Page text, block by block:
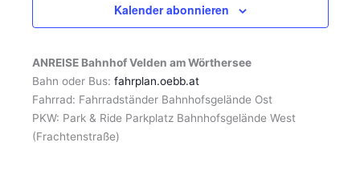
Kalender abonnieren
ANREISE Bahnhof Velden am Wörthersee
Bahn oder Bus: fahrplan.oebb.at
Fahrrad: Fahrradständer Bahnhofsgelände Ost
PKW: Park & Ride Parkplatz Bahnhofsgelände West
(Frachtenstraße)